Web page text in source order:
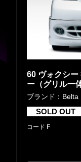
60 ヴォクシー
ー（グリル一
ブランド：Belta
SOLD OUT
コード F